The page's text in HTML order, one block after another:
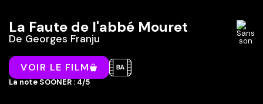
La Faute de l'abbé Mouret
De Georges Franju
VOIR LE FILM
La note SOONER : 4/5